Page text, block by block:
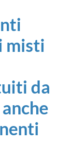
misti
da